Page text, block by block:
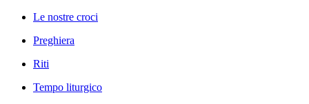
Le nostre croci
Preghiera
Riti
Tempo liturgico